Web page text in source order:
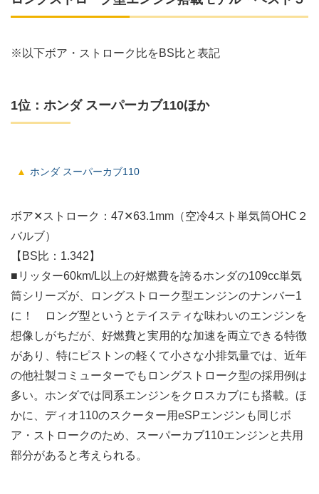
※以下ボア・ストローク比をBS比と表記
1位：ホンダ スーパーカブ110ほか
ホンダ スーパーカブ110
ボア✕ストローク：47✕63.1mm（空冷4スト単気筒OHC２
バルブ）
【BS比：1.342】
■リッター60km/L以上の好燃費を誇るホンダの109cc単気
筒シリーズが、ロングストローク型エンジンのナンバー1
に！ ロング型というとテイスティな味わいのエンジンを
想像しがちだが、好燃費と実用的な加速を両立できる特徴
があり、特にピストンの軽くて小さな小排気量では、近年
の他社製コミューターでもロングストローク型の採用例は
多い。ホンダでは同系エンジンをクロスカブにも搭載。ほ
かに、ディオ110のスクーター用eSPエンジンも同じボ
ア・ストロークのため、スーパーカブ110エンジンと共用
部分があると考えられる。